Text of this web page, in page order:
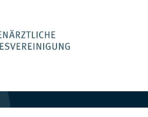
Instagram
auf YouTube
auf Vimeo